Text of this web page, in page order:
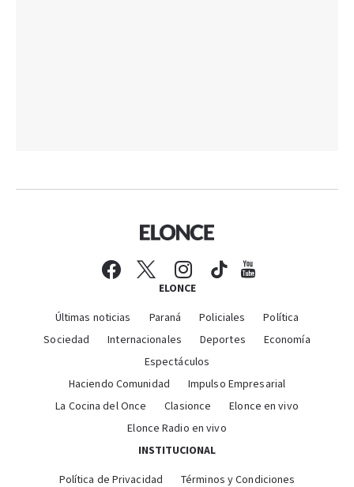
ELONCE
Últimas noticias Paraná Policiales
Política
Sociedad
Internacionales Deportes
Economía
Espectáculos
Haciendo Comunidad
Impulso Empresarial
La Cocina del Once
Clasionce
Elonce en vivo
Elonce Radio en vivo
INSTITUCIONAL
Política de Privacidad Términos y Condiciones